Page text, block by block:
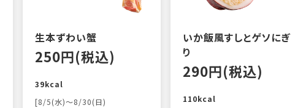
生本ずわい蟹
250円(税込)
39kcal
[8/5(水)～8/30(日)
いか飯風すしとゲソにぎ
り
290円(税込)
110kcal